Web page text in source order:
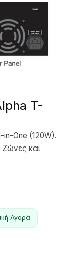
T-
in-One (120W).
Ζώνες και
Αγορά